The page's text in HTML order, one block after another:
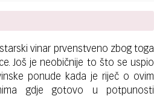
vinar prvenstveno zbog toga
Još je neobičnije to što se uspio
ponude kada je riječ o ovim
gdje gotovo u potpunosti